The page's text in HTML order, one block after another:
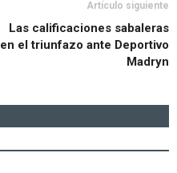
Artículo siguiente
Las calificaciones sabaleras
en el triunfazo ante Deportivo
Madryn